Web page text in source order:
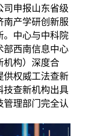
申报山东省级
产学研创新服
。中心与中科院
部西南信息中心
机构）深度合
供权威工法查新
技查新机构出具
理部门完全认